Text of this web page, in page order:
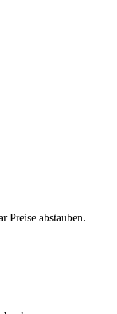
Preise abstauben.